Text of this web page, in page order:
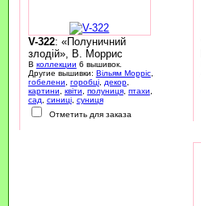
V-322: «Полуничний
злодій», В. Моррис
В коллекции 6 вышивок.
Другие вышивки: Вільям Морріс,
гобелени, горобці, декор,
картини, квіти, полуниця, птахи,
сад, синиці, суниця
Отметить для заказа